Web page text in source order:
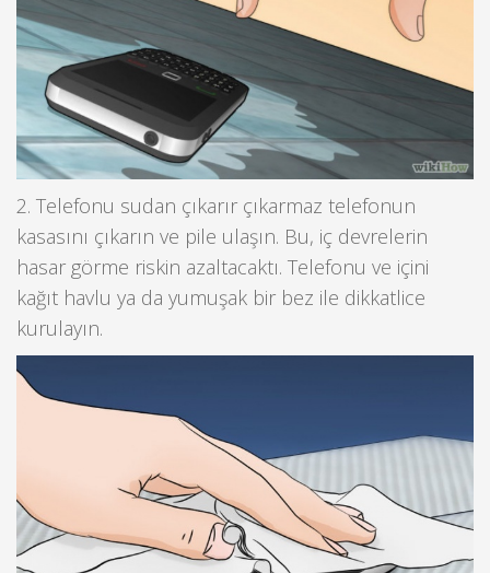
2. Telefonu sudan çıkarır çıkarmaz telefonun
kasasını çıkarın ve pile ulaşın. Bu, iç devrelerin
hasar görme riskin azaltacaktı. Telefonu ve içini
kağıt havlu ya da yumuşak bir bez ile dikkatlice
kurulayın.